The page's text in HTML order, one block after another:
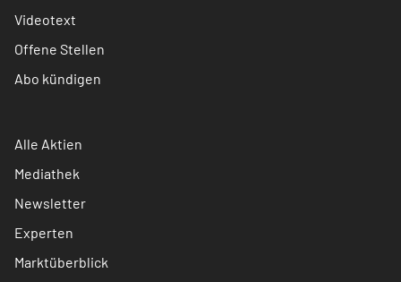
Videotext
Offene Stellen
Abo kündigen
Alle Aktien
Mediathek
Newsletter
Experten
Marktüberblick